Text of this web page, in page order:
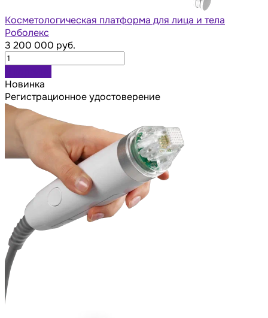
Косметологическая платформа для лица и тела
Роболекс
3 200 000 руб.
Новинка
Регистрационное удостоверение